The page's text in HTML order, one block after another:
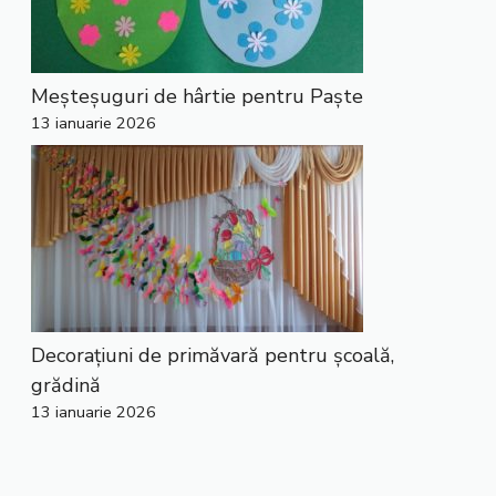
Meșteșuguri de hârtie pentru Paște
13 ianuarie 2026
Decorațiuni de primăvară pentru școală,
grădină
13 ianuarie 2026